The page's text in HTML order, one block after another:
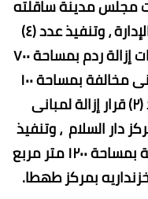
مجلس مدينة ساقلته
، وتحت إشراف مهندسي وفني الإدارة ، وتنفيذ عدد (٤)
قرارات إزالة عبارة عن عدد (٣) قرارات إزالة ردم بمساحة ٧٠٠
متر مربع وعدد (١) قرار إزالة لمبانى مخالفة بمساحة ١٠٠
متر مربع بمركز المراغة ، وعدد (٢) قرار إزالة لمبانى
مربع بمركز دار السلام ، وتنفيذ
عدد (٩) قرارات إزالة لمبانى مخالفة بمساحة ١٢٠٠ متر مربع
بمركز طهطا.